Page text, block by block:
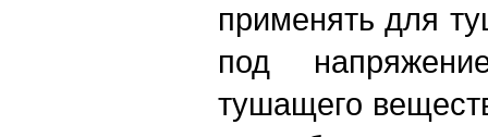
применять для
под
тушащего